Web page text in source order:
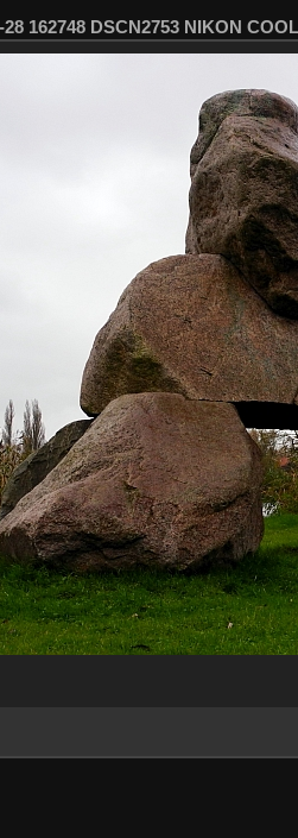
28 162748 DSCN2753 NIKON